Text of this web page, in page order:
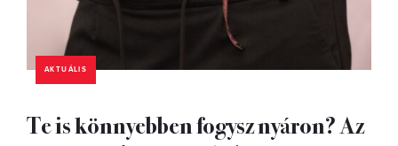
AKTUÁLIS
Te is könnyebben fogysz nyáron? Az